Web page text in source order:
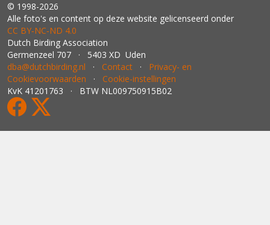
© 1998-2026
Alle foto's en content op deze website gelicenseerd onder
CC BY‑NC‑ND 4.0
Dutch Birding Association
Germenzeel 707 · 5403 XD Uden
dba@dutchbirding.nl · Contact · Privacy- en
Cookievoorwaarden · Cookie-instellingen
KvK 41201763 · BTW NL009750915B02